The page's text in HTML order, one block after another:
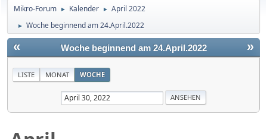
Mikro-Forum ► Kalender ► April 2022
► Woche beginnend am 24.April.2022
« »
Woche beginnend am 24.April.2022
LISTE MONAT WOCHE